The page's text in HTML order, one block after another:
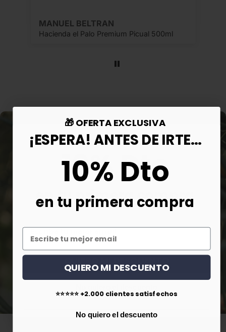
Aurora Fernández Agudo
Hacienda el Palo Premium Picual 500ml
10% Dto
en tu primera compra
🎁 OFERTA EXCLUSIVA
¡ESPERA! ANTES DE IRTE...
10% Dto
en tu primera compra
QUIERO MI DESCUENTO
⭐⭐⭐⭐⭐ +2.000 clientes satisfechos
No quiero el descuento